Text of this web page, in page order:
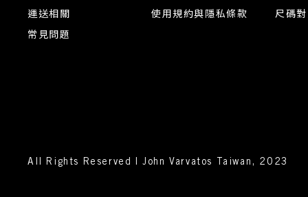
運送相關
常見問題
使用規約與隱私條款 尺碼
All Rights Reserved | John Varvatos Taiwan, 2023